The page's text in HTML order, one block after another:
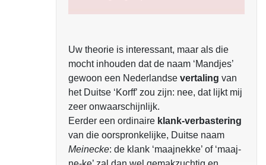
Uw theorie is interessant, maar als die
mocht inhouden dat de naam ‘Mandjes’
gewoon een Nederlandse vertaling van
het Duitse ‘Korff’ zou zijn: nee, dat lijkt mij
zeer onwaarschijnlijk.
Eerder een ordinaire klank-verbastering
van die oorspronkelijke, Duitse naam
Meinecke: de klank ‘maajnekke’ of ‘maaj-